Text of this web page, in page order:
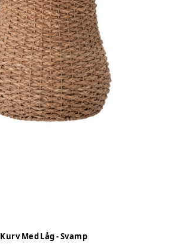
Med Låg - Svamp